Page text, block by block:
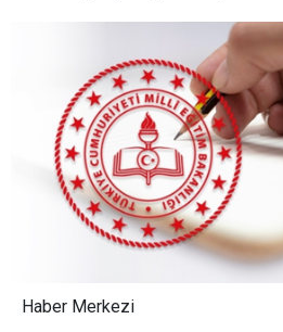
Haber Merkezi